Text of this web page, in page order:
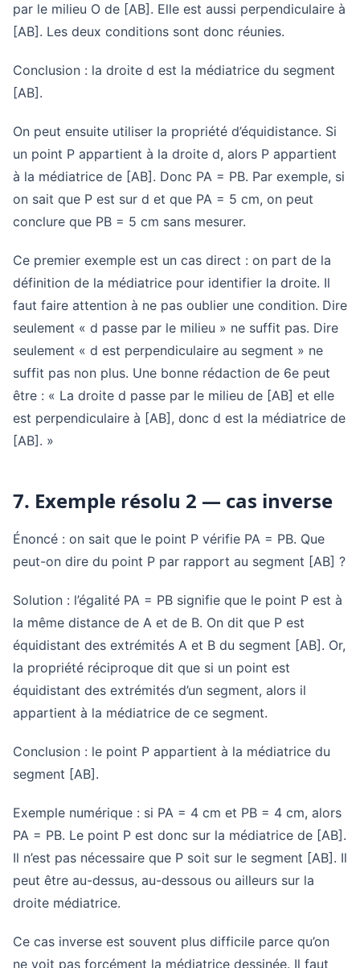
par le milieu O de [AB]. Elle est aussi perpendiculaire à
[AB]. Les deux conditions sont donc réunies.
Conclusion : la droite d est la médiatrice du segment
[AB].
On peut ensuite utiliser la propriété d’équidistance. Si
un point P appartient à la droite d, alors P appartient
à la médiatrice de [AB]. Donc PA = PB. Par exemple, si
on sait que P est sur d et que PA = 5 cm, on peut
conclure que PB = 5 cm sans mesurer.
Ce premier exemple est un cas direct : on part de la
définition de la médiatrice pour identifier la droite. Il
faut faire attention à ne pas oublier une condition. Dire
seulement « d passe par le milieu » ne suffit pas. Dire
seulement « d est perpendiculaire au segment » ne
suffit pas non plus. Une bonne rédaction de 6e peut
être : « La droite d passe par le milieu de [AB] et elle
est perpendiculaire à [AB], donc d est la médiatrice de
[AB]. »
7. Exemple résolu 2 — cas inverse
Énoncé : on sait que le point P vérifie PA = PB. Que
peut-on dire du point P par rapport au segment [AB] ?
Solution : l’égalité PA = PB signifie que le point P est à
la même distance de A et de B. On dit que P est
équidistant des extrémités A et B du segment [AB]. Or,
la propriété réciproque dit que si un point est
équidistant des extrémités d’un segment, alors il
appartient à la médiatrice de ce segment.
Conclusion : le point P appartient à la médiatrice du
segment [AB].
Exemple numérique : si PA = 4 cm et PB = 4 cm, alors
PA = PB. Le point P est donc sur la médiatrice de [AB].
Il n’est pas nécessaire que P soit sur le segment [AB]. Il
peut être au-dessus, au-dessous ou ailleurs sur la
droite médiatrice.
Ce cas inverse est souvent plus difficile parce qu’on
ne voit pas forcément la médiatrice dessinée. Il faut